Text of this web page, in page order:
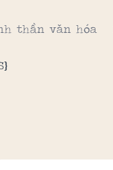
thần văn hóa